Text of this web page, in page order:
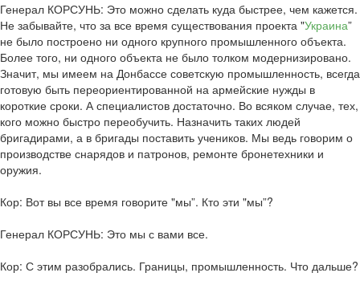
Генерал КОРСУНЬ: Это можно сделать куда быстрее, чем кажется.
Не забывайте, что за все время существования проекта "Украина”
не было построено ни одного крупного промышленного объекта.
Более того, ни одного объекта не было толком модернизировано.
Значит, мы имеем на Донбассе советскую промышленность, всегда
готовую быть переориентированной на армейские нужды в
короткие сроки. А специалистов достаточно. Во всяком случае, тех,
кого можно быстро переобучить. Назначить таких людей
бригадирами, а в бригады поставить учеников. Мы ведь говорим о
производстве снарядов и патронов, ремонте бронетехники и
оружия.
Кор: Вот вы все время говорите "мы”. Кто эти "мы”?
Генерал КОРСУНЬ: Это мы с вами все.
Кор: С этим разобрались. Границы, промышленность. Что дальше?